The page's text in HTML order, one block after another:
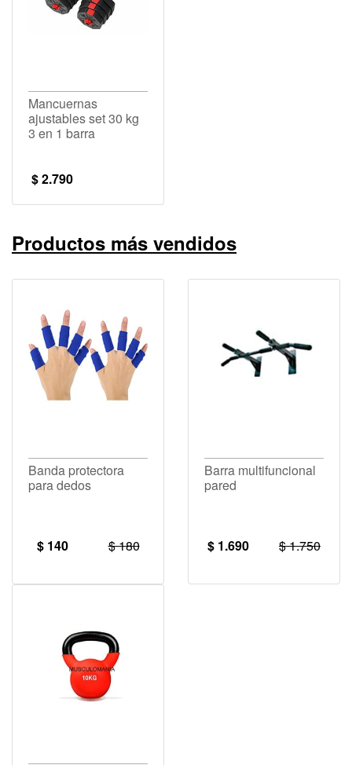
Mancuernas
ajustables set 30 kg
3 en 1 barra
$ 2.790
Productos más vendidos
Banda protectora
para dedos
$ 140 $ 180
Barra multifuncional
pared
$ 1.690 $ 1.750